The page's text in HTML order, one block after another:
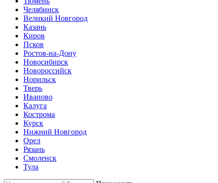
Челябинск
Великий Новгород
Казань
Киров
Псков
Ростов-на-Дону
Новосибирск
Новороссийск
Норильск
Тверь
Иваново
Калуга
Кострома
Курск
Нижний Новгород
Орел
Рязань
Смоленск
Тула